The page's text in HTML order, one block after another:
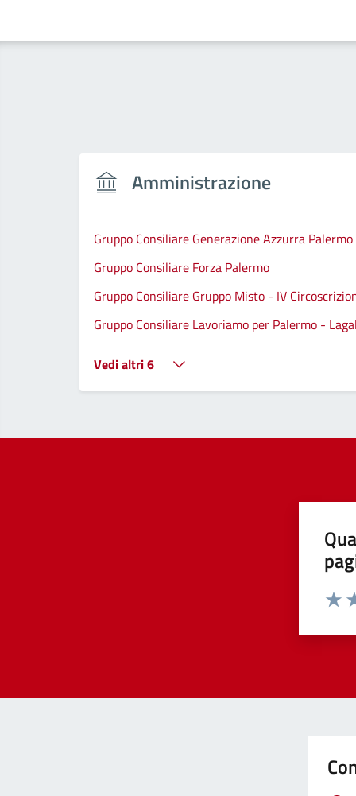
Amministrazione
Gruppo Consiliare Generazione Azzurra Palermo
Gruppo Consiliare Forza Palermo
Gruppo Consiliare Gruppo Misto - IV
Gruppo Consiliare Lavoriamo per Palermo -
Vedi altri 6